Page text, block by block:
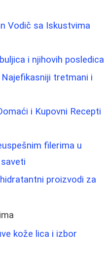
Vodič sa Iskustvima
i njihovih posledica
tretmani i
i Kupovni Recepti
filerima u
proizvodi za
kože lica i izbor